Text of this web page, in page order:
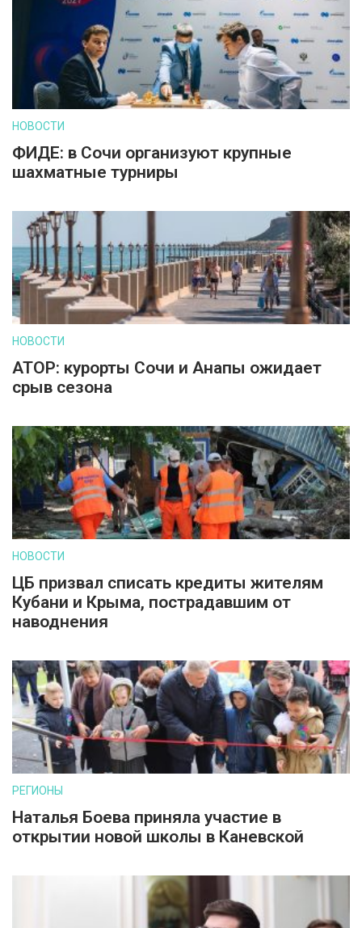
НОВОСТИ
ФИДЕ: в Сочи организуют крупные
шахматные турниры
НОВОСТИ
АТОР: курорты Сочи и Анапы ожидает
срыв сезона
НОВОСТИ
ЦБ призвал списать кредиты жителям
Кубани и Крыма, пострадавшим от
наводнения
РЕГИОНЫ
Наталья Боева приняла участие в
открытии новой школы в Каневской